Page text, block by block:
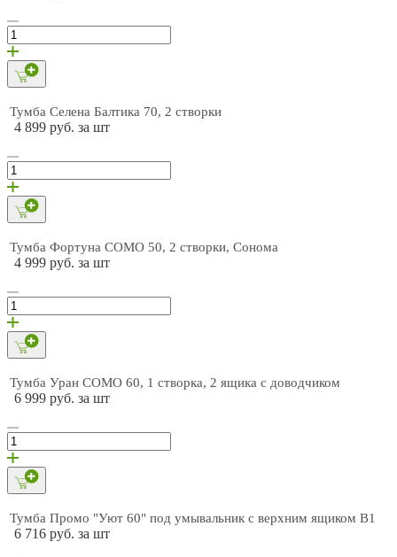
Тумба Селена Балтика 70, 2 створки
4 899 руб. за шт
Тумба Фортуна СОМО 50, 2 створки, Сонома
4 999 руб. за шт
Тумба Уран СОМО 60, 1 створка, 2 ящика с доводчиком
6 999 руб. за шт
Тумба Промо "Уют 60" под умывальник с верхним ящиком В1
6 716 руб. за шт